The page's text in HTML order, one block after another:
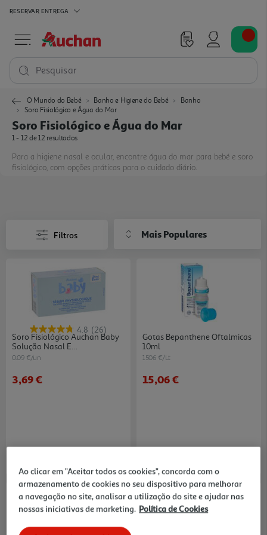
RESERVAR ENTREGA
Pesquisar
O Mundo do Bebé Banho e Higiene do Bebé
Banho
Soro Fisiológico e Água do Mar
Soro Fisiológico e Água do Mar
1 - 12 de 12 resultados
Para a higiene nasal e ocular, encontre água do mar para bebé e soro
fisiológico, com opções práticas para o cuidado diário.
Filtros Mais Populares
4.8 (26)
Soro Fisiológico Auchan Baby
Solução Nasal E
Oftalmológica Estéril Unidoses
0.09 €/un
3,69 €
Gotas Bepanthene Oftalmicas
10ml
1506 €/Lt
15,06 €
Ao clicar em "Aceitar todos os cookies", concorda com o
armazenamento de cookies no seu dispositivo para melhorar
a navegação no site, analisar a utilização do site e ajudar nas
nossas iniciativas de marketing. Política de Cookies